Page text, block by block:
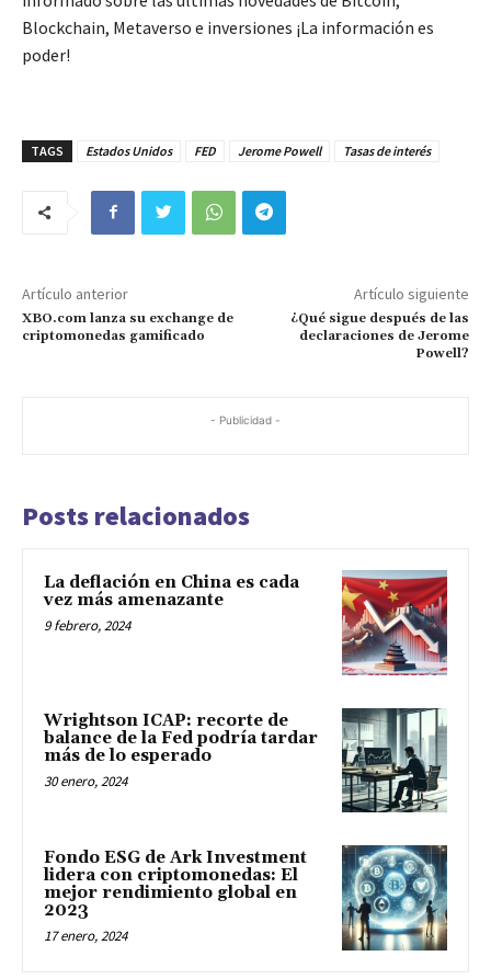
Blockchain, Metaverso e inversiones ¡La información es
poder!
TAGS Estados Unidos FED Jerome Powell Tasas de interés
Artículo anterior
XBO.com lanza su exchange de
criptomonedas gamificado
Artículo siguiente
¿Qué sigue después de las
declaraciones de Jerome
Powell?
- Publicidad -
Posts relacionados
La deflación en China es cada
vez más amenazante
9 febrero, 2024
Wrightson ICAP: recorte de
balance de la Fed podría tardar
más de lo esperado
30 enero, 2024
Fondo ESG de Ark Investment
lidera con criptomonedas: El
mejor rendimiento global en
2023
17 enero, 2024